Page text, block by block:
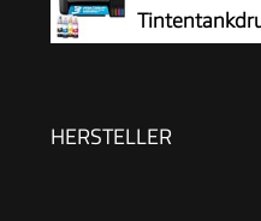
Display | inkl. Tinte für
HERSTELLER